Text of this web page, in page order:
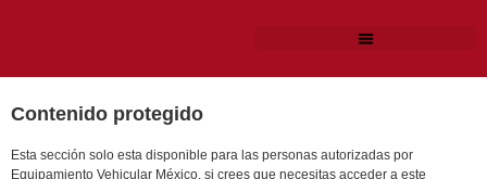
Contenido protegido
Esta sección solo esta disponible para las personas autorizadas por
Equipamiento Vehicular México, si crees que necesitas acceder a este